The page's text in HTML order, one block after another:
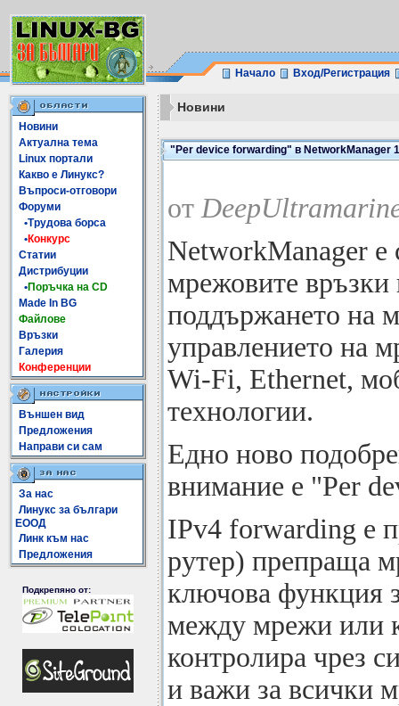
Начало Вход/Регистрация
Новини
Актуална тема
Linux портали
Какво е Линукс?
Въпроси-отговори
Форуми
•Трудова борса
•Конкурс
Статии
Дистрибуции
•Поръчка на CD
Made In BG
Файлове
Връзки
Галерия
Конференции
Външен вид
Предложения
Направи си сам
За нас
Линукс за българи
ЕООД
Линк към нас
Предложения
Подкрепяно от:
Новини
"Per device forwarding" в NetworkManager
от
NetworkManager е
мрежовите връзки
поддържането на
управлението на
Wi-Fi, Ethernet,
технологии.
Едно ново
внимание е "Per
IPv4 forwarding е
рутер) препраща
ключова функция
между мрежи или
контролира чрез
и важи за всички